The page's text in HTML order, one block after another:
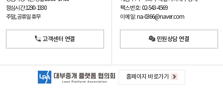
점심시간: 12:30 - 13:30
주말, 공휴일 휴무
고객센터 연결
팩스번호: 02-543-4569
이메일: na-0366@naver.com
민원상담 연결
홈페이지 바로가기